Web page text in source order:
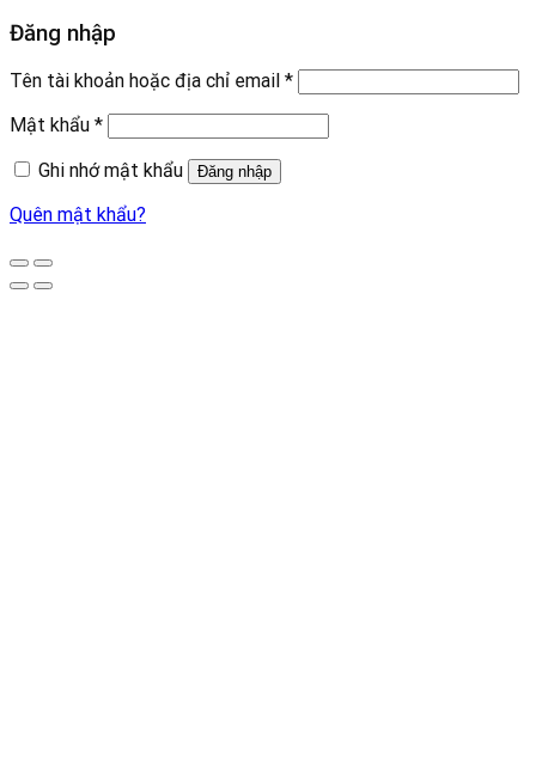
Đăng nhập
Tên tài khoản hoặc địa chỉ email *
Mật khẩu *
Ghi nhớ mật khẩu
Đăng nhập
Quên mật khẩu?